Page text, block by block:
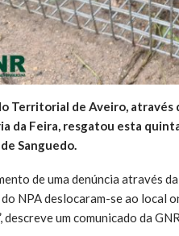
Territorial de Aveiro,
da Feira, resgatou esta
Sanguedo.
de uma denúncia através
NPA deslocaram-se ao local
descreve um comunicado da